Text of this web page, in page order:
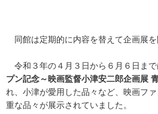
同館は定期的に内容を替えて企画展を
令和３年の４月３日から６月６日まで
プン記念～映画監督小津安二郎企画展
れ、小津が愛用した品々など、映画フ
重な品々が展示されていました。